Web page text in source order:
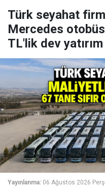
Türk seyahat
Mercedes
TL'lik dev yatırım
Yayınlanma: 06 Ağustos 2026